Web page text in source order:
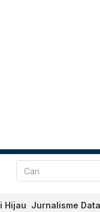
Hijau Jurnalisme Data